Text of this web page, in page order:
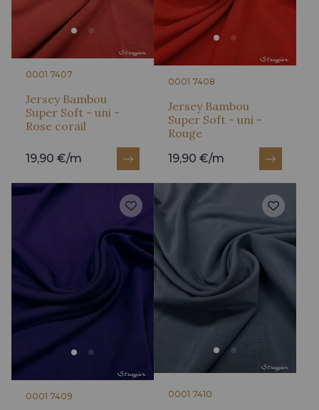
0001 7407
Jersey Bambou
Super Soft - uni -
Rose corail
19,90 €/m
0001 7408
Jersey Bambou
Super Soft - uni -
Rouge
19,90 €/m
0001 7409 0001 7410